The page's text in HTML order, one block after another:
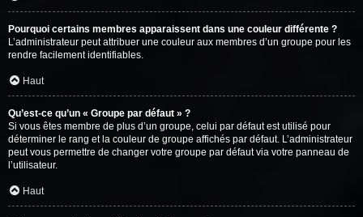
Pourquoi certains membres apparaissent dans une couleur différente ?
L’administrateur peut attribuer une couleur aux membres d’un groupe pour les
rendre facilement identifiables.
Haut
Qu’est-ce qu’un « Groupe par défaut » ?
Si vous êtes membre de plus d’un groupe, celui par défaut est utilisé pour
déterminer le rang et la couleur de groupe affichés par défaut. L’administrateur
peut vous permettre de changer votre groupe par défaut via votre panneau de
l’utilisateur.
Haut